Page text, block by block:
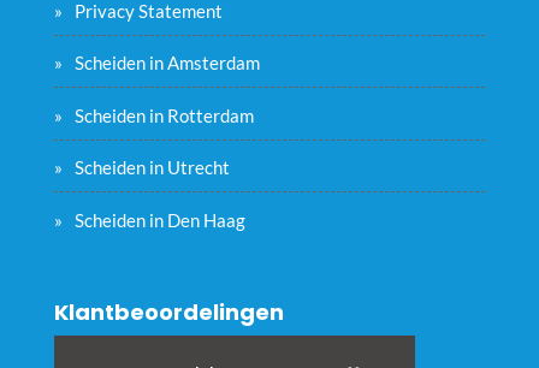
Privacy Statement
Scheiden in Amsterdam
Scheiden in Rotterdam
Scheiden in Utrecht
Scheiden in Den Haag
Klantbeoordelingen